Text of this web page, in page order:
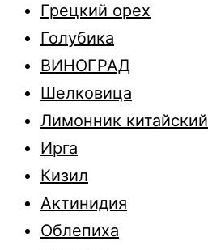
Грецкий орех
Голубика
ВИНОГРАД
Шелковица
Лимонник китайский
Ирга
Кизил
Актинидия
Облепиха